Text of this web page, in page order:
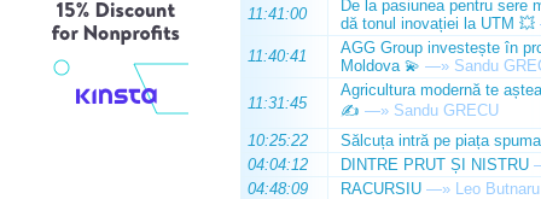
11:41:00
De la pasiunea pentru sere
dă tonul inovației la UTM 💥
11:40:41
AGG Group investește în
Moldova 💫 —» Sandu
11:31:45
Agricultura modernă te
✍️ —» Sandu GRECU
10:25:22
Sălcuța intră pe piața
04:04:12
DINTRE PRUT ȘI NISTRU
04:48:09
RACURSIU —» Leo Butnaru